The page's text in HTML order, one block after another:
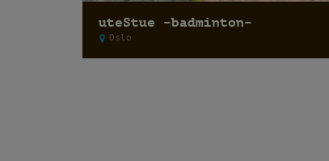
uteStue –badminton–
Oslo